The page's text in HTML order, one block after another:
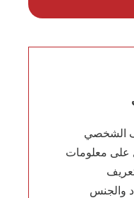
الشخصي
معلومات
والجنس